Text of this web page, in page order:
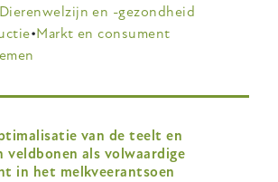
Dierenwelzijn en -gezondheid
Markt en consument
van de teelt en
veldbonen als volwaardige
in het melkveerantsoen